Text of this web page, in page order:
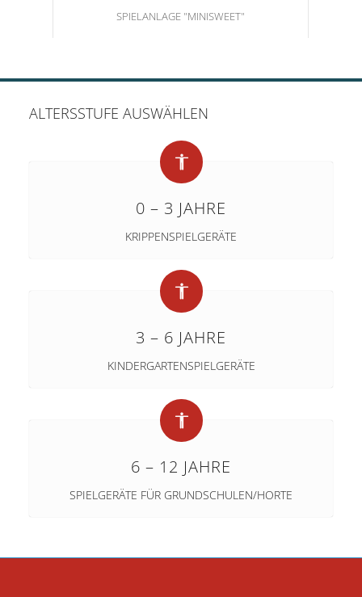
SPIELANLAGE "MINISWEET"
ALTERSSTUFE AUSWÄHLEN
0 – 3 JAHRE
KRIPPENSPIELGERÄTE
3 – 6 JAHRE
KINDERGARTENSPIELGERÄTE
6 – 12 JAHRE
SPIELGERÄTE FÜR GRUNDSCHULEN/HORTE